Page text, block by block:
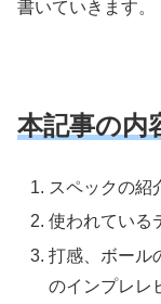
書いていきます。
本記事の内
スペックの紹
使われている
打感、ボール
のインプレレ